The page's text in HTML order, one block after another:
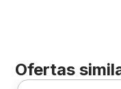
Ofertas